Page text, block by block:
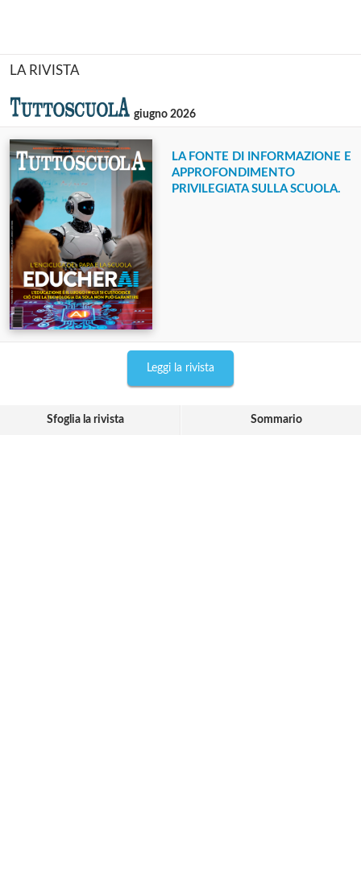
LA RIVISTA
giugno 2026
LA FONTE DI INFORMAZIONE E
APPROFONDIMENTO
PRIVILEGIATA SULLA SCUOLA.
Leggi la rivista
Sfoglia la rivista Sommario